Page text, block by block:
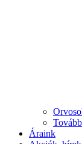
Áraink